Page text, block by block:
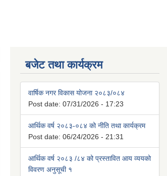
बजेट तथा कार्यक्रम
वार्षिक नगर विकास योजना २०८३/०८४
Post date: 07/31/2026 - 17:23
आर्थिक वर्ष २०८३-०८४ को नीति तथा कार्यक्रम
Post date: 06/24/2026 - 21:31
आर्थिक वर्ष २०८३ /८४ को प्रस्तावित आय व्ययको
विवरण अनुसूची १